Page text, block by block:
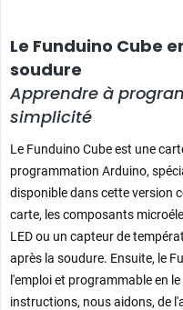
Le Funduino Cube
soudure
Apprendre à
simplicité
Le Funduino Cube est une
programmation Arduino,
disponible dans cette version
carte, les composants
LED ou un capteur de
après la soudure. Ensuite, le
l'emploi et programmable en
instructions, nous aidons, de